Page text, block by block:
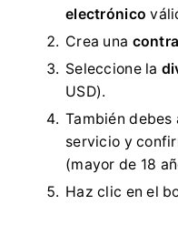
electrónico
Crea una
Seleccione la
USD).
También
servicio y
(mayor de 18
Haz clic en el